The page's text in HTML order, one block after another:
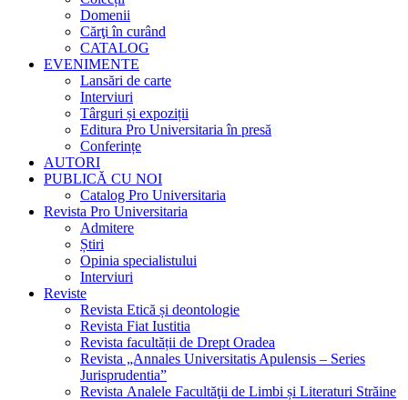
Domenii
Cărţi în curând
CATALOG
EVENIMENTE
Lansări de carte
Interviuri
Târguri și expoziții
Editura Pro Universitaria în presă
Conferințe
AUTORI
PUBLICĂ CU NOI
Catalog Pro Universitaria
Revista Pro Universitaria
Admitere
Știri
Opinia specialistului
Interviuri
Reviste
Revista Etică și deontologie
Revista Fiat Iustitia
Revista facultății de Drept Oradea
Revista „Annales Universitatis Apulensis – Series
Jurisprudentia”
Revista Analele Facultăţii de Limbi și Literaturi Străine